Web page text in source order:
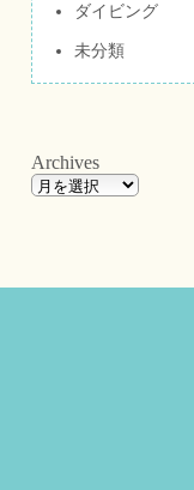
ダイビング
未分類
Archives